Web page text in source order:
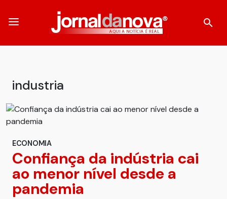
industria
ECONOMIA
Confiança da indústria cai
ao menor nível desde a
pandemia